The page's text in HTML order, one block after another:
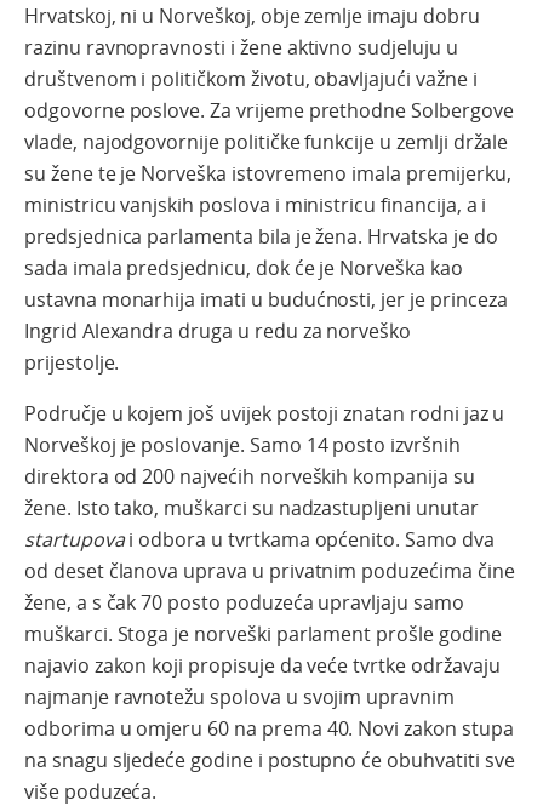
Hrvatskoj, ni u Norveškoj, obje zemlje imaju dobru
razinu ravnopravnosti i žene aktivno sudjeluju u
društvenom i političkom životu, obavljajući važne i
odgovorne poslove. Za vrijeme prethodne Solbergove
vlade, najodgovornije političke funkcije u zemlji držale
su žene te je Norveška istovremeno imala premijerku,
ministricu vanjskih poslova i ministricu financija, a i
predsjednica parlamenta bila je žena. Hrvatska je do
sada imala predsjednicu, dok će je Norveška kao
ustavna monarhija imati u budućnosti, jer je princeza
Ingrid Alexandra druga u redu za norveško
prijestolje.
Područje u kojem još uvijek postoji znatan rodni jaz u
Norveškoj je poslovanje. Samo 14 posto izvršnih
direktora od 200 najvećih norveških kompanija su
žene. Isto tako, muškarci su nadzastupljeni unutar
startupovai odbora u tvrtkama općenito. Samo dva
od deset članova uprava u privatnim poduzećima čine
žene, a s čak 70 posto poduzeća upravljaju samo
muškarci. Stoga je norveški parlament prošle godine
najavio zakon koji propisuje da veće tvrtke održavaju
najmanje ravnotežu spolova u svojim upravnim
odborima u omjeru 60 na prema 40. Novi zakon stupa
na snagu sljedeće godine i postupno će obuhvatiti sve
više poduzeća.